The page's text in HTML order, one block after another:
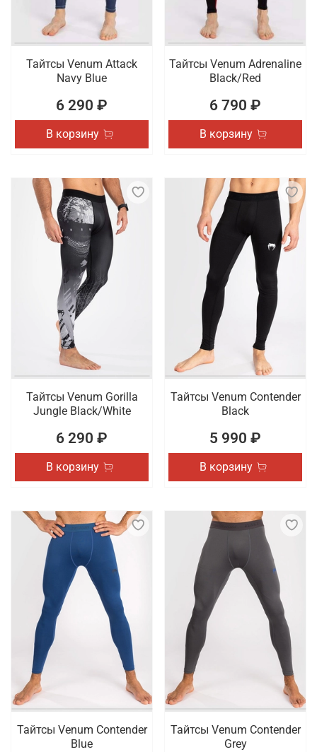
Тайтсы Venum Attack
Navy Blue
6 290 ₽
В корзину
Тайтсы Venum Adrenaline
Black/Red
6 790 ₽
В корзину
Тайтсы Venum Gorilla
Jungle Black/White
6 290 ₽
В корзину
Тайтсы Venum Contender
Black
5 990 ₽
В корзину
Тайтсы Venum Contender
Blue
Тайтсы Venum Contender
Grey